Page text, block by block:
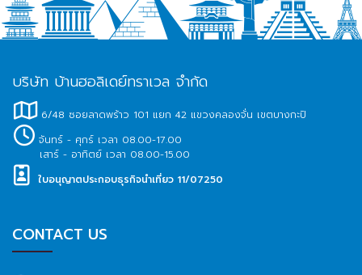
บริษัท บ้านฮอลิเดย์ทราเวล จำกัด
6/48 ซอยลาดพร้าว 101 แยก 42 แขวงคลองจั่น เขตบางกะปิ
จันทร์ - ศุกร์ เวลา 08.00-17.00
เสาร์ - อาทิตย์ เวลา 08.00-15.00
ใบอนุญาตประกอบธุรกิจนำเที่ยว 11/07250
CONTACT US